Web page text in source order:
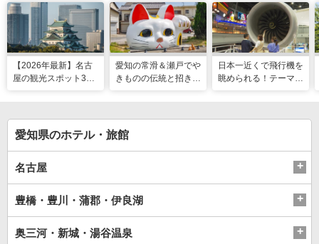
【2026年最新】名古
屋の観光スポット34
設や絶景スポットまで
愛知の常滑＆瀬戸でや
きものの伝統と招き猫
日本一近くで飛行機を
眺められる！テーマパ
愛知県のホテル・旅館
名古屋
豊橋・豊川・蒲郡・伊良湖
奥三河・新城・湯谷温泉